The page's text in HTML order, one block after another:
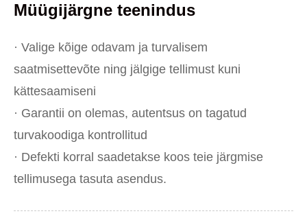
Müügijärgne teenindus
· Valige kõige odavam ja turvalisem
saatmisettevõte ning jälgige tellimust kuni
kättesaamiseni
· Garantii on olemas, autentsus on tagatud
turvakoodiga kontrollitud
· Defekti korral saadetakse koos teie järgmise
tellimusega tasuta asendus.